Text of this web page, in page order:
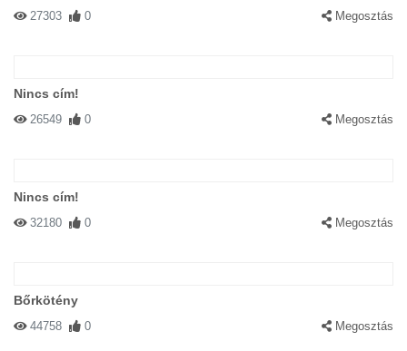
27303 0 Megosztás
Nincs cím!
26549 0 Megosztás
Nincs cím!
32180 0 Megosztás
Bőrkötény
44758 0 Megosztás